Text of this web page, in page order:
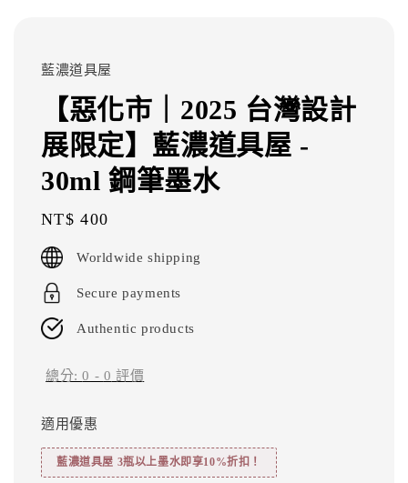
藍濃道具屋
【惡化市｜2025 台灣設計
展限定】藍濃道具屋 -
30ml 鋼筆墨水
Regular
price
NT$ 400
Worldwide shipping
Secure payments
Authentic products
總分:0 - 0 評價
適用優惠
藍濃道具屋 3瓶以上墨水即享10%折扣！